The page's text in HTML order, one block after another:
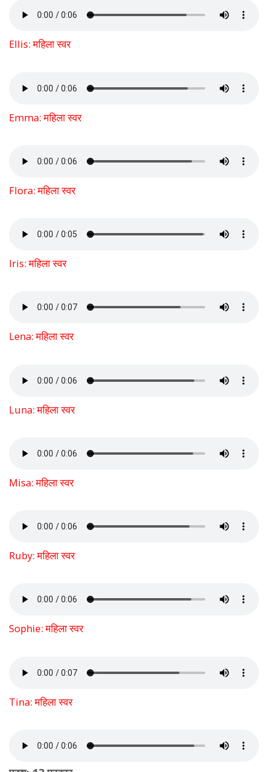
Ellis: महिला स्वर
Emma: महिला स्वर
Flora: महिला स्वर
Iris: महिला स्वर
Lena: महिला स्वर
Luna: महिला स्वर
Misa: महिला स्वर
Ruby: महिला स्वर
Sophie: महिला स्वर
Tina: महिला स्वर